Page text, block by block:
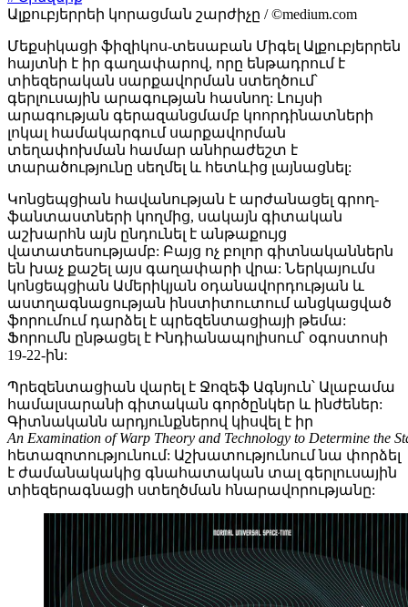
Ալքուբյերրեի կորացման շարժիչը / ©medium.com
Մեքսիկացի ֆիզիկոս-տեսաբան Միգել Ալքուբյերրեն
հայտնի է իր գաղափարով, որը ենթադրում է
տիեզերական սարքավորման ստեղծում՝
գերլուսային արագության հասնող: Լույսի
արագության գերազանցմամբ կոորդինատների
լոկալ համակարգում սարքավորման
տեղափոխման համար անհրաժեշտ է
տարածությունը սեղմել և հետևից լայնացնել:
Կոնցեպցիան հավանության է արժանացել գրող-
ֆանտաստների կողմից, սակայն գիտական
աշխարհն այն ընդունել է անթաքույց
վատատեսությամբ: Բայց ոչ բոլոր գիտնականներն
են խաչ քաշել այս գաղափարի վրա: Ներկայումս
կոնցեպցիան Ամերիկյան օդանավորդության և
աստղագնացության ինստիտուտում անցկացված
ֆորումում դարձել է պրեզենտացիայի թեմա:
Ֆորումն ընթացել է Ինդիանապոլիսում՝ օգոստոսի
19-22-ին:
Պրեզենտացիան վարել է Ջոզեֆ Ագնյուն՝ Ալաբամա
համալսարանի գիտական գործընկեր և ինժեներ:
Գիտնականն արդյունքներով կիսվել է իր
An Examination of Warp Theory and Technology to Determine the
հետազոտությունում: Աշխատությունում նա փորձել
է ժամանակակից գնահատական տալ գերլուսային
տիեզերագնացի ստեղծման հնարավորությանը: